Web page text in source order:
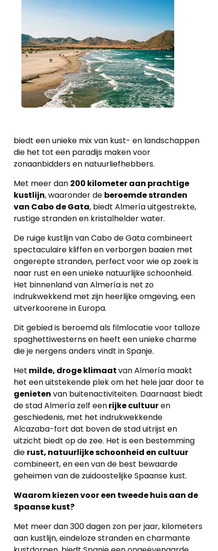
biedt een unieke mix van kust- en landschappen
die het tot een paradijs maken voor
zonaanbidders en natuurliefhebbers.
Met meer dan 200 kilometer aan prachtige
kustlijn, waaronder de beroemde stranden
van Cabo de Gata, biedt Almería uitgestrekte,
rustige stranden en kristalhelder water.
De ruige kustlijn van Cabo de Gata combineert
spectaculaire kliffen en verborgen baaien met
ongerepte stranden, perfect voor wie op zoek is
naar rust en een unieke natuurlijke schoonheid.
Het binnenland van Almería is net zo
indrukwekkend met zijn heerlijke omgeving, een
uitverkoorene in Europa.
Dit gebied is beroemd als filmlocatie voor talloze
spaghettiwesterns en heeft een unieke charme
die je nergens anders vindt in Spanje.
Het milde, droge klimaatvan Almería maakt
het een uitstekende plek om het hele jaar door te
genieten van buitenactiviteiten. Daarnaast biedt
de stad Almería zelf eenrijke cultuuren
geschiedenis, met het indrukwekkende
Alcazaba-fort dat boven de stad uitrijst en
uitzicht biedt op de zee. Het is een bestemming
die rust, natuurlijke schoonheid en cultuur
combineert, en een van de best bewaarde
geheimen van de zuidoostelijke Spaanse kust.
Waarom kiezen voor een tweede huis aan de
Spaanse kust?
Met meer dan 300 dagen zon per jaar, kilometers
aan kustlijn, eindeloze stranden en charmante